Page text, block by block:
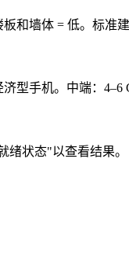
和墙体 = 低。标准
型手机。中端：
绪状态"以查看结果。